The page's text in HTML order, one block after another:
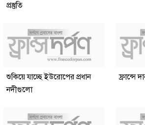
প্রস্তুতি
শুকিয়ে যাচ্ছে ইউরোপের প্রধান
নদীগুলো
ফ্রান্সে